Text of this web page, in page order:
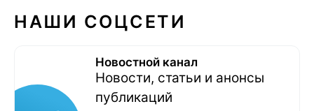
НАШИ СОЦСЕТИ
Новостной канал
Новости, статьи и анонсы
публикаций